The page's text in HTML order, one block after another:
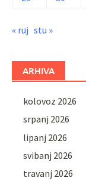
« ruj stu »
ARHIVA
kolovoz 2026
srpanj 2026
lipanj 2026
svibanj 2026
travanj 2026